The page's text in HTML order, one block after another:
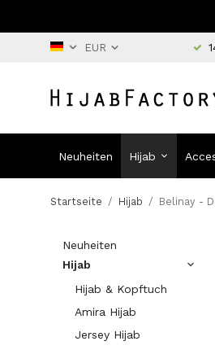
Neuheiten Hijab
Startseite / Hijab / Belinay -
Neuheiten
Hijab
Hijab & Kopftuch
Amira Hijab
Jersey Hijab